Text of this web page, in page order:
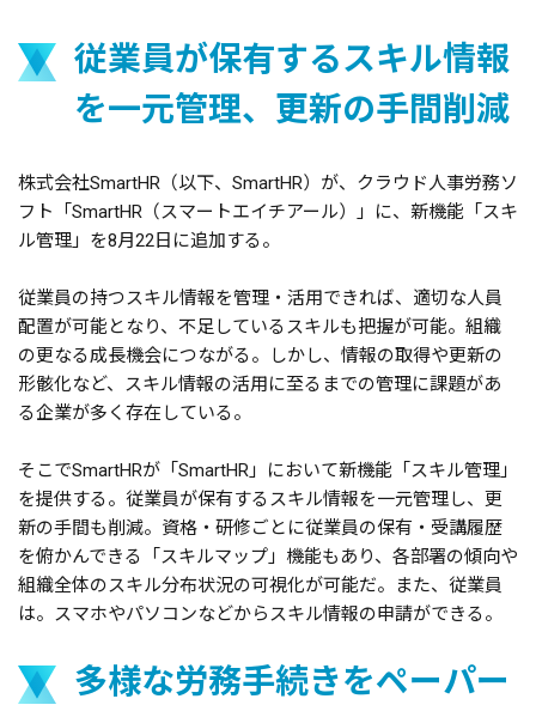
従業員が保有するスキル情報
を一元管理、更新の手間削減
株式会社SmartHR（以下、SmartHR）が、クラウド人事労務ソ
フト「SmartHR（スマートエイチアール）」に、新機能「スキ
ル管理」を8月22日に追加する。
従業員の持つスキル情報を管理・活用できれば、適切な人員
配置が可能となり、不足しているスキルも把握が可能。組織
の更なる成長機会につながる。しかし、情報の取得や更新の
形骸化など、スキル情報の活用に至るまでの管理に課題があ
る企業が多く存在している。
そこでSmartHRが「SmartHR」において新機能「スキル管理」
を提供する。従業員が保有するスキル情報を一元管理し、更
新の手間も削減。資格・研修ごとに従業員の保有・受講履歴
を俯かんできる「スキルマップ」機能もあり、各部署の傾向や
組織全体のスキル分布状況の可視化が可能だ。また、従業員
は。スマホやパソコンなどからスキル情報の申請ができる。
多様な労務手続きをペーパー